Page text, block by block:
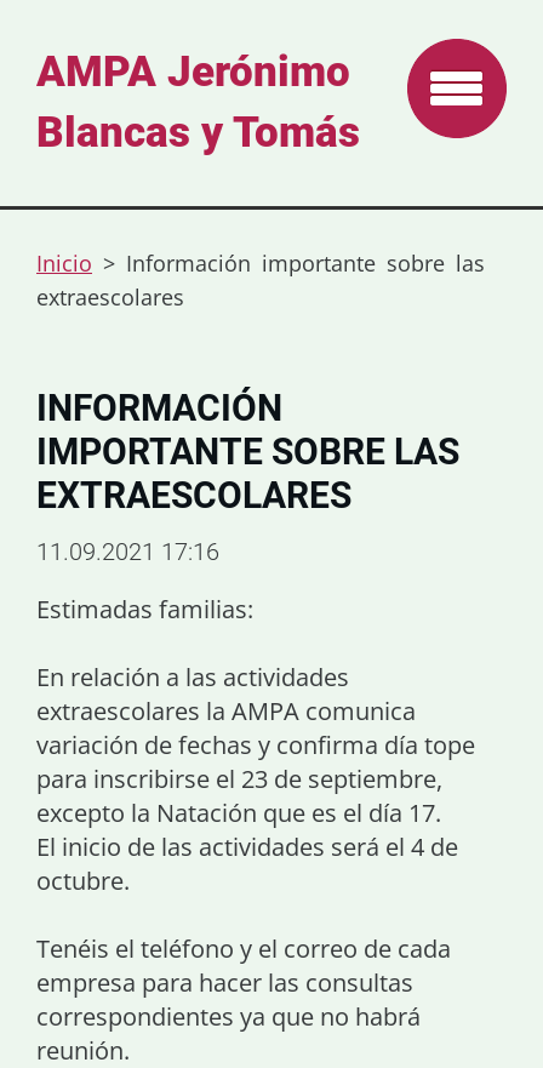
AMPA Jerónimo
Blancas y Tomás
Inicio > Información importante sobre las
extraescolares
INFORMACIÓN
IMPORTANTE SOBRE LAS
EXTRAESCOLARES
11.09.2021 17:16
Estimadas familias:
En relación a las actividades
extraescolares la AMPA comunica
variación de fechas y confirma día tope
para inscribirse el 23 de septiembre,
excepto la Natación que es el día 17.
El inicio de las actividades será el 4 de
octubre.
Tenéis el teléfono y el correo de cada
empresa para hacer las consultas
correspondientes ya que no habrá
reunión.